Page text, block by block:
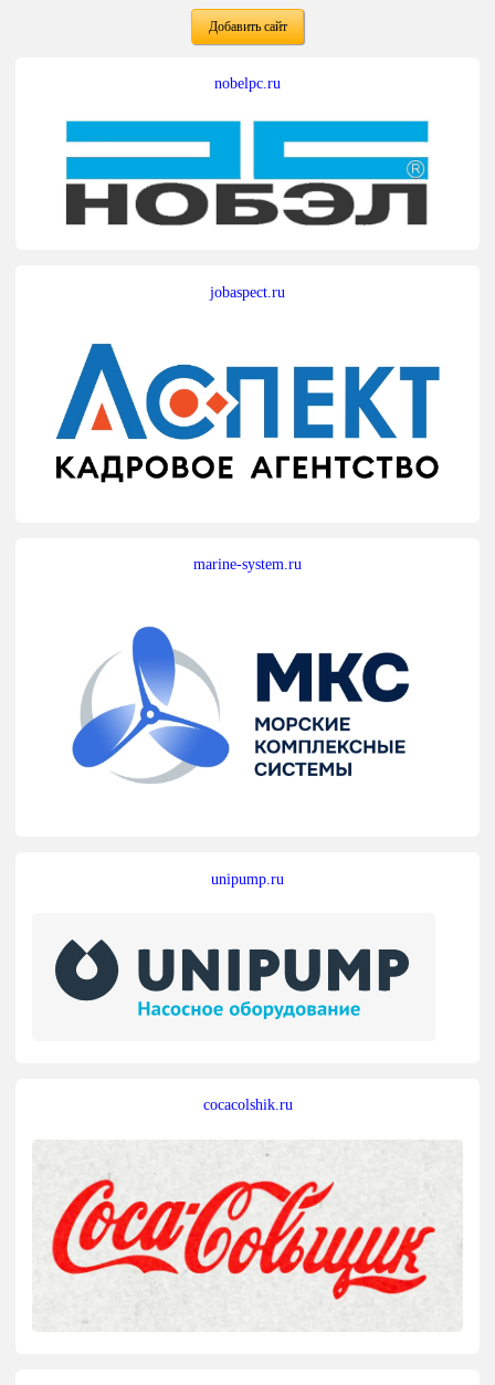
Добавить сайт
nobelpc.ru
jobaspect.ru
marine-system.ru
unipump.ru
cocacolshik.ru